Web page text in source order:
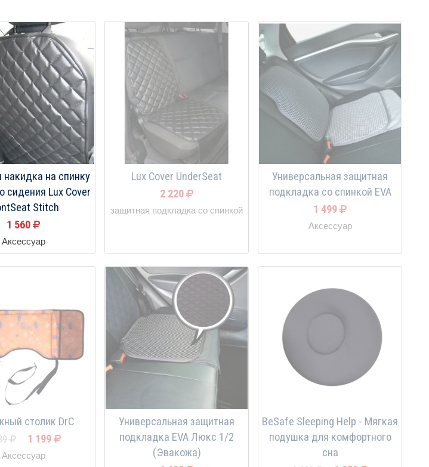
накидка на спинку
сидения Lux Cover
Stitch
1 560
Аксессуар
Lux Cover UnderSeat
2 220
защитная подкладка со спинкой
Универсальная защитная
подкладка со спинкой EVA
1 499
Аксессуар
столик DrC
1 199
Аксессуар
Универсальная защитная
подкладка EVA Люкс 1/2
(Эвакожа)
BeSafe Sleeping Help - Мягкая
подушка для комфортного
сна